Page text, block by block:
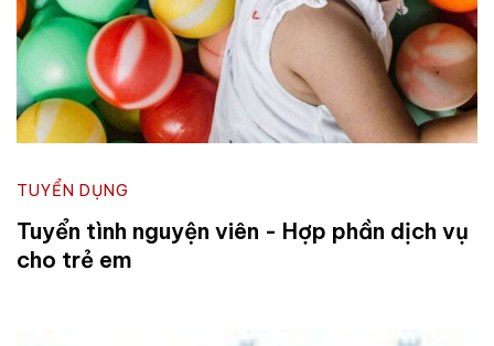
TUYỂN DỤNG
Tuyển tình nguyện viên - Hợp phần dịch vụ
cho trẻ em